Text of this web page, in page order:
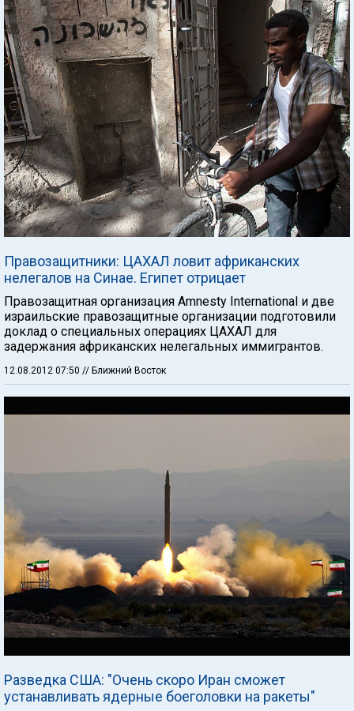
Правозащитники: ЦАХАЛ ловит африканских
нелегалов на Синае. Египет отрицает
Правозащитная организация Amnesty International и две
израильские правозащитные организации подготовили
доклад о специальных операциях ЦАХАЛ для
задержания африканских нелегальных иммигрантов.
12.08.2012 07:50 // Ближний Восток
Разведка США: "Очень скоро Иран сможет
устанавливать ядерные боеголовки на ракеты"